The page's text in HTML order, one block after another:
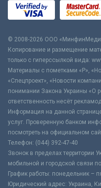
© 2008-2026 ООО
Копирование и размещение
только с гиперссылкой вида:
Материалы с пометками «Р»,
«Спецпроект», «Новости
понимании Закона Украины «О
ответственность несёт
Информация на данной
услуг. Проверенную банком
посмотреть на официальном
Телефон: (044) 392-47-40
Звонок в пределах территории
мобильной и городской связи
График работы: понедельник –
Юридический адрес: Украина,